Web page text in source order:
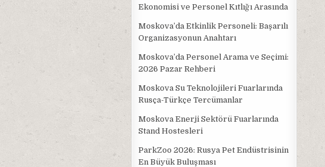
Ekonomisi ve Personel Kıtlığı Arasında
Moskova’da Etkinlik Personeli: Başarılı
Organizasyonun Anahtarı
Moskova’da Personel Arama ve Seçimi:
2026 Pazar Rehberi
Moskova Su Teknolojileri Fuarlarında
Rusça-Türkçe Tercümanlar
Moskova Enerji Sektörü Fuarlarında
Stand Hostesleri
ParkZoo 2026: Rusya Pet Endüstrisinin
En Büyük Buluşması